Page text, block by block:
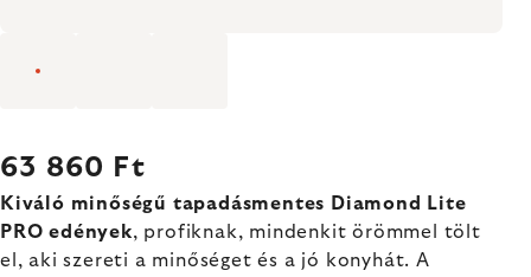
63 860 Ft
Kiváló minőségű tapadásmentes Diamond Lite
PRO edények, profiknak, mindenkit örömmel tölt
el, aki szereti a minőséget és a jó konyhát. A